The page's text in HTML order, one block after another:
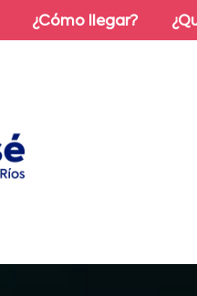
¿Cómo llegar?